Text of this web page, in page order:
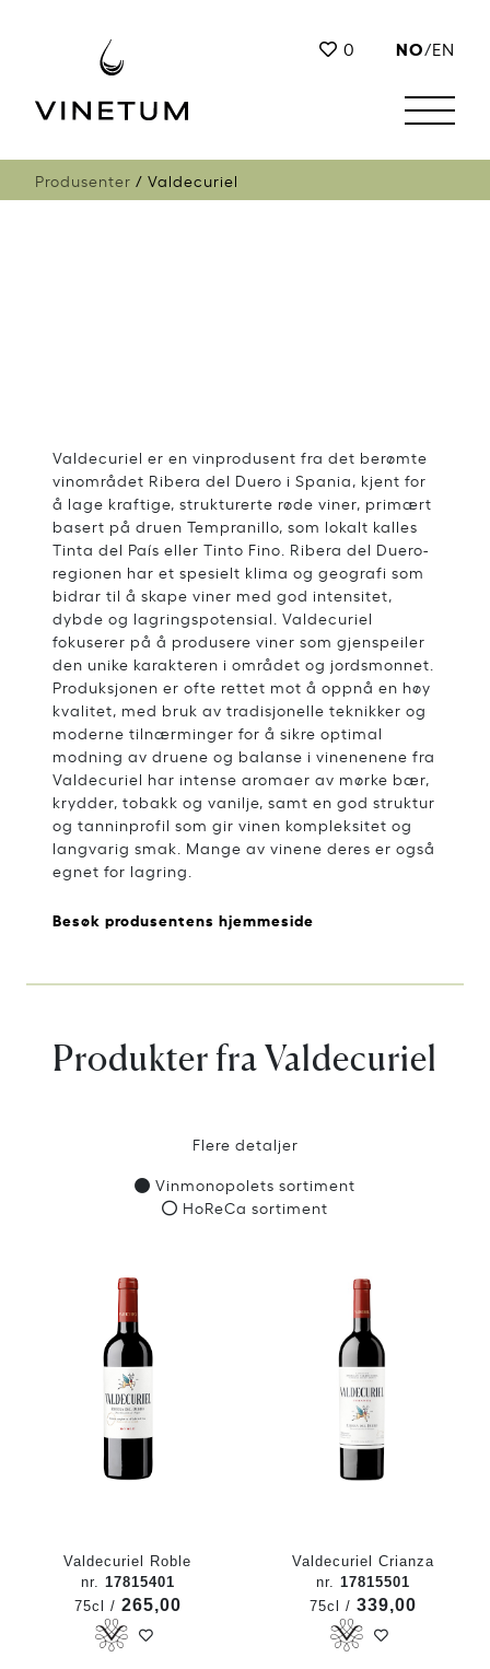
0 NO/EN
Produsenter Valdecuriel
Valdecuriel er en vinprodusent fra det berømte
vinområdet Ribera del Duero i Spania, kjent for
å lage kraftige, strukturerte røde viner, primært
basert på druen Tempranillo, som lokalt kalles
Tinta del País eller Tinto Fino. Ribera del Duero-
regionen har et spesielt klima og geografi som
bidrar til å skape viner med god intensitet,
dybde og lagringspotensial. Valdecuriel
fokuserer på å produsere viner som gjenspeiler
den unike karakteren i området og jordsmonnet.
Produksjonen er ofte rettet mot å oppnå en høy
kvalitet, med bruk av tradisjonelle teknikker og
moderne tilnærminger for å sikre optimal
modning av druene og balanse i vinenenene fra
Valdecuriel har intense aromaer av mørke bær,
krydder, tobakk og vanilje, samt en god struktur
og tanninprofil som gir vinen kompleksitet og
langvarig smak. Mange av vinene deres er også
egnet for lagring.
Besøk produsentens hjemmeside
Produkter fra Valdecuriel
Flere detaljer
Vinmonopolets sortiment
HoReCa sortiment
Valdecuriel Roble
nr. 17815401
75cl / 265,00
Valdecuriel Crianza
nr. 17815501
75cl / 339,00